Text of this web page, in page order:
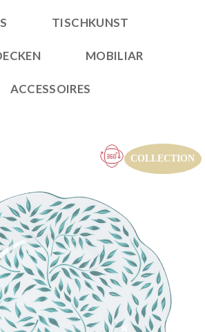
TISCHKUNST
MOBILIAR
ACCESSOIRES